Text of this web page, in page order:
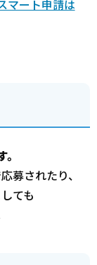
ート申請は
募されたり、
ても